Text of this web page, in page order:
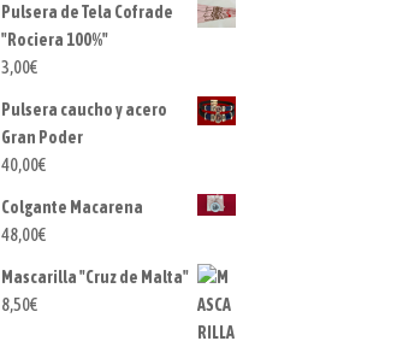
Pulsera de Tela Cofrade
"Rociera 100%"
3,00€
Pulsera caucho y acero
Gran Poder
40,00€
Colgante Macarena
48,00€
Mascarilla "Cruz de Malta"
8,50€